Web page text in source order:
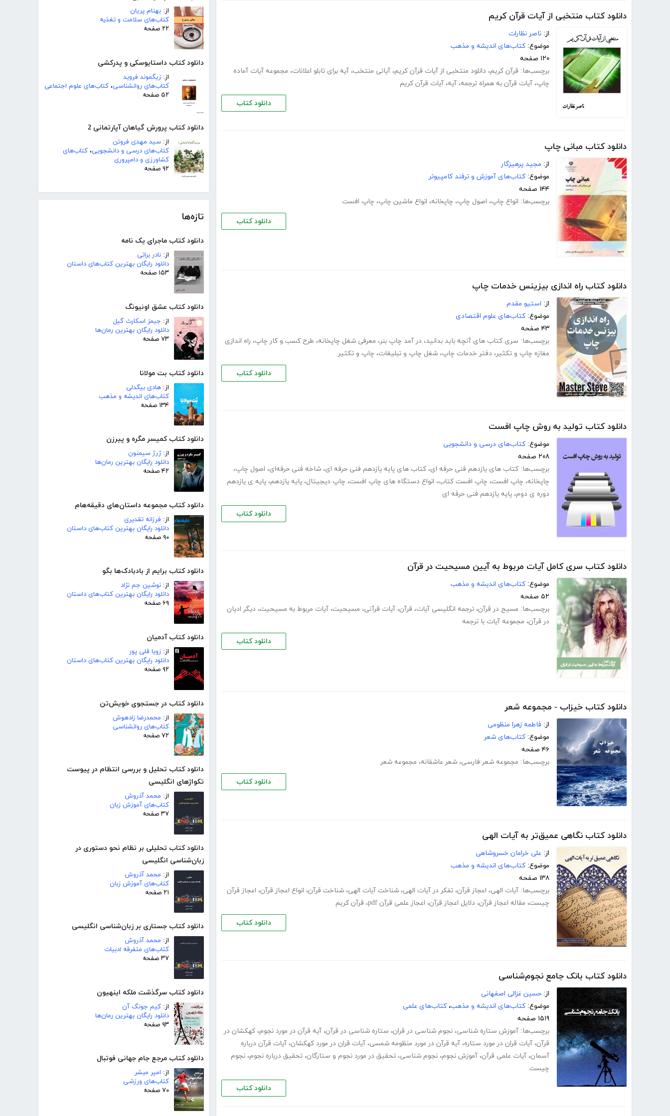
از: بهنام پریان
کتاب‌های سلامت و تغذیه
۲۲ صفحه
دانلود کتاب داستایوسکی و پدرکشی
از: زیگموند فروید
کتاب‌های روانشناسی، کتاب‌های علوم اجتماعی
۵۲ صفحه
دانلود کتاب پرورش گیاهان آپارتمانی 2
از: سید مهدی فروتن
کتاب‌های درسی و دانشجویی، کتاب‌های
کشاورزی و دامپروری
۹۲ صفحه
تازه‌ها
دانلود کتاب ماجرای یک نامه
از: نادر براتی
دانلود رایگان بهترین کتاب‌های داستان
۱۵۳ صفحه
دانلود کتاب عشق اونیونگ
از: جیمز اسکارث گیل
دانلود رایگان بهترین رمان‌ها
۷۳ صفحه
دانلود کتاب بت مولانا
از: هادی بیگدلی
کتاب‌های اندیشه و مذهب
۱۳۴ صفحه
دانلود کتاب کمیسر مگره و پیرزن
از:ژرژ سیمنون
دانلود رایگان بهترین رمان‌ها
۴۲ صفحه
دانلود کتاب مجموعه داستان‌های دقیقه‌هام
از: فرزانه تقدیری
دانلود رایگان بهترین کتاب‌های داستان
۹۰ صفحه
دانلود کتاب برایم از بادبادک‌ها بگو
از: نوشین جم نژاد
دانلود رایگان بهترین کتاب‌های داستان
۶۹ صفحه
دانلود کتاب آدمیان
از: زویا قلی پور
دانلود رایگان بهترین کتاب‌های داستان
۹۲ صفحه
دانلود کتاب در جستجوی خویش‌تن
از: محمدرضا زادهوش
کتاب‌های روانشناسی
۷۲ صفحه
دانلود کتاب تحلیل و بررسی انتظام در پیوست
تکواژهای انگلیسی
از: محمد آذروش
کتاب‌های آموزش زبان
۳۷ صفحه
دانلود کتاب تحلیلی بر نظام نحو دستوری در
زبان‌شناسی انگلیسی
از: محمد آذروش
کتاب‌های آموزش زبان
۲۱ صفحه
دانلود کتاب جستاری بر زبان‌شناسی انگلیسی
از: محمد آذروش
کتاب‌های متفرقه ادبیات
۳۷ صفحه
دانلود کتاب سرگذشت ملکه اینهیون
از: کیم جونگ آن
دانلود رایگان بهترین رمان‌ها
۹۳ صفحه
دانلود کتاب مرجع جام جهانی فوتبال
از: امیر مبشر
کتاب‌های ورزشی
۷۰ صفحه
دانلود کتاب منتخبی از آیات قرآن کریم
از: ناصر نظارات
موضوع: کتاب‌های اندیشه و مذهب
۱۲۰ صفحه
برچسب‌ها: قرآن کریم، دانلود منتخبی از آیات قرآن کریم، آیاتی منتخب، آیه برای تابلو اعلانات، مجموعه آیات آماده
چاپ، آیات قرآن به همراه ترجمه، آیه، آیات قرآن کریم
دانلود کتاب
دانلود کتاب مبانی چاپ
از: مجید پرهیزگار
موضوع: کتاب‌های آموزش و ترفند کامپیوتر
۱۴۴ صفحه
برچسب‌ها: انواع چاپ، اصول چاپ، چاپخانه، انواع ماشین چاپ، چاپ افست
دانلود کتاب
دانلود کتاب راه اندازی بیزینس خدمات چاپ
از: استیو مقدم
موضوع: کتاب‌های علوم اقتصادی
۴۳ صفحه
برچسب‌ها: سری کتاب های آنچه باید بدانید، در آمد چاپ بنر، معرفی شغل چاپخانه، طرح کسب و کار چاپ، راه اندازی
مغازه چاپ و تکثیر، دفتر خدمات چاپ، شغل چاپ و تبلیغات، چاپ و تکثیر
دانلود کتاب
دانلود کتاب تولید به روش چاپ افست
موضوع: کتاب‌های درسی و دانشجویی
۲۰۸ صفحه
برچسب‌ها: کتاب های یازدهم فنی حرفه ای، کتاب های پایه یازدهم فنی حرفه ای، شاخه فنی حرفه‌ای، اصول چاپ،
چاپخانه، چاپ افست، چاپ افست کتاب، انواع دستگاه های چاپ افست، چاپ دیجیتال، پایه یازدهم، پایه ی یازدهم
دوره ی دوم، پایه یازدهم فنی حرفه ای
دانلود کتاب
دانلود کتاب سری کامل آیات مربوط به آیین مسیحیت در قرآن
موضوع: کتاب‌های اندیشه و مذهب
۵۲ صفحه
برچسب‌ها: مسیح در قرآن، ترجمه انگلیسی آیات، قرآن، آیات قرآنی، مسیحیت، آیات مربوط به مسیحیت، دیگر ادیان
در قرآن، مجموعه آیات با ترجمه
دانلود کتاب
دانلود کتاب خیزاب - مجموعه شعر
از: فاطمه زهرا منظومی
موضوع: کتاب‌های شعر
۴۶ صفحه
برچسب‌ها: مجموعه شعر فارسی، شعر عاشقانه، مجموعه شعر
دانلود کتاب
دانلود کتاب نگاهی عمیق‌تر به آیات الهی
از: علی خرامان خسروشاهی
موضوع: کتاب‌های اندیشه و مذهب
۱۳۸ صفحه
برچسب‌ها: آیات الهی، اعجاز قرآن، تفکر در آیات الهی، شناخت آیات الهی، شناخت قرآن، انواع اعجاز قرآن، اعجاز قرآن
چیست، مقاله اعجاز قرآن، دلایل اعجاز قرآن، اعجاز علمی قرآن pdf ، قرآن کریم
دانلود کتاب
دانلود کتاب بانک جامع نجوم‌شناسی
از: حسین غزالی اصفهانی
موضوع: کتاب‌های اندیشه و مذهب، کتاب‌های علمی
۱۵۱۹ صفحه
برچسب‌ها: آموزش ستاره شناسی، نجوم شناسی در قران، ستاره شناسی در قرآن، آیه قرآن در مورد نجوم، کهکشان در
قرآن، آیات قران در مورد ستاره، آیه قرآن در مورد منظومه شمسی، آیات قران در مورد کهکشان، آیات قرآن درباره
آسمان، آیات علمی قرآن، آموزش نجوم، نجوم شناسی، تحقیق در مورد نجوم و ستارگان، تحقیق درباره نجوم، نجوم
چیست
دانلود کتاب